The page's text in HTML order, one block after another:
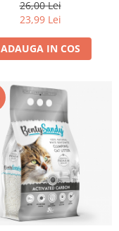
26,00 Lei
23,99 Lei
ADAUGA IN COS